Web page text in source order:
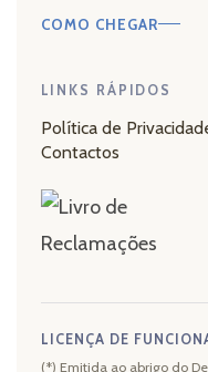
COMO CHEGAR
LINKS RÁPIDOS
Política de
Contactos
LICENÇA DE
(*) Emitida ao abrigo do